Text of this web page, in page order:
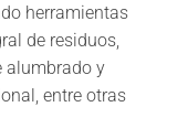
herramientas
de residuos,
alumbrado y
entre otras